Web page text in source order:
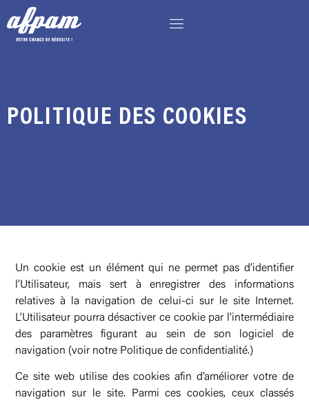
POLITIQUE DES COOKIES
Un cookie est un élément qui ne permet pas d’identifier
l’Utilisateur, mais sert à enregistrer des informations
relatives à la navigation de celui-ci sur le site Internet.
L’Utilisateur pourra désactiver ce cookie par l’intermédiaire
des paramètres figurant au sein de son logiciel de
navigation (voir notre Politique de confidentialité.)
Ce site web utilise des cookies afin d’améliorer votre de
navigation sur le site. Parmi ces cookies, ceux classés